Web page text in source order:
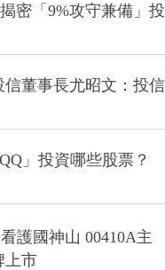
密「9%攻守兼備」投
信董事長尤昭文：投信
」投資哪些股票？
護國神山 00410A主
上市